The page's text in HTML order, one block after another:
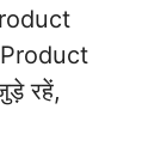
रहें,